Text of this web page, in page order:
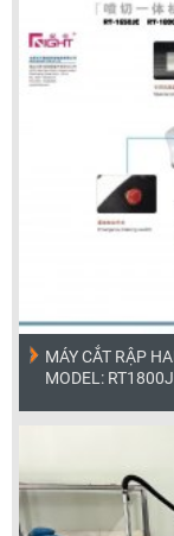
MÁY CẮT RẬP
MODEL: